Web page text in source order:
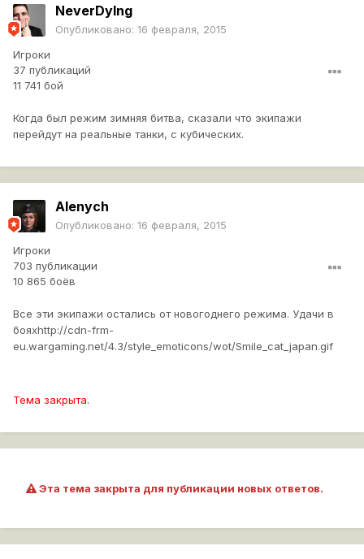
NeverDylng
Опубликовано: 16 февраля, 2015
Игроки
37 публикаций
11 741 бой
Когда был режим зимняя битва, сказали что экипажи
перейдут на реальные танки, с кубических.
Alenych
Опубликовано: 16 февраля, 2015
Игроки
703 публикации
10 865 боёв
Все эти экипажи остались от новогоднего режима. Удачи в
бояхhttp://cdn-frm-
eu.wargaming.net/4.3/style_emoticons/wot/Smile_cat_japan.gif
Тема закрыта.
Эта тема закрыта для публикации новых ответов.